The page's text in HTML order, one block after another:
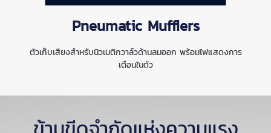
Pneumatic Mufflers
ตัวเก็บเสียงสำหรับนิวเมติกวาล์วด้านลมออก พร้อมไฟแสดงการ
เตือนในตัว